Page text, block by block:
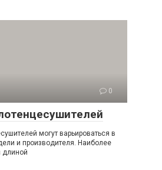
0
могут варьироваться в
и производителя. Наиболее
длиной